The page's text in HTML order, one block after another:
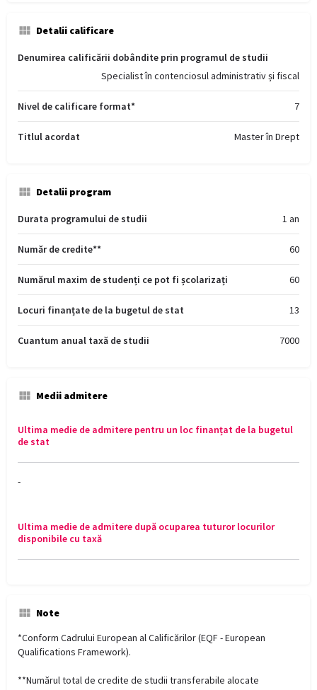
Detalii calificare
Denumirea calificării dobândite prin programul de studii
Specialist în contenciosul administrativ și fiscal
Nivel de calificare format* 7
Titlul acordat Master în Drept
Detalii program
Durata programului de studii 1 an
Număr de credite** 60
Numărul maxim de studenți ce pot fi școlarizați 60
Locuri finanțate de la bugetul de stat 13
Cuantum anual taxă de studii 7000
Medii admitere
Ultima medie de admitere pentru un loc finanțat de la bugetul
de stat
-
Ultima medie de admitere după ocuparea tuturor locurilor
disponibile cu taxă
Note
*Conform Cadrului European al Calificărilor (EQF - European
Qualifications Framework).
**Numărul total de credite de studii transferabile alocate